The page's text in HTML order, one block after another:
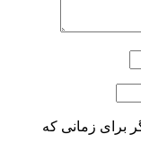
برای زمانی که